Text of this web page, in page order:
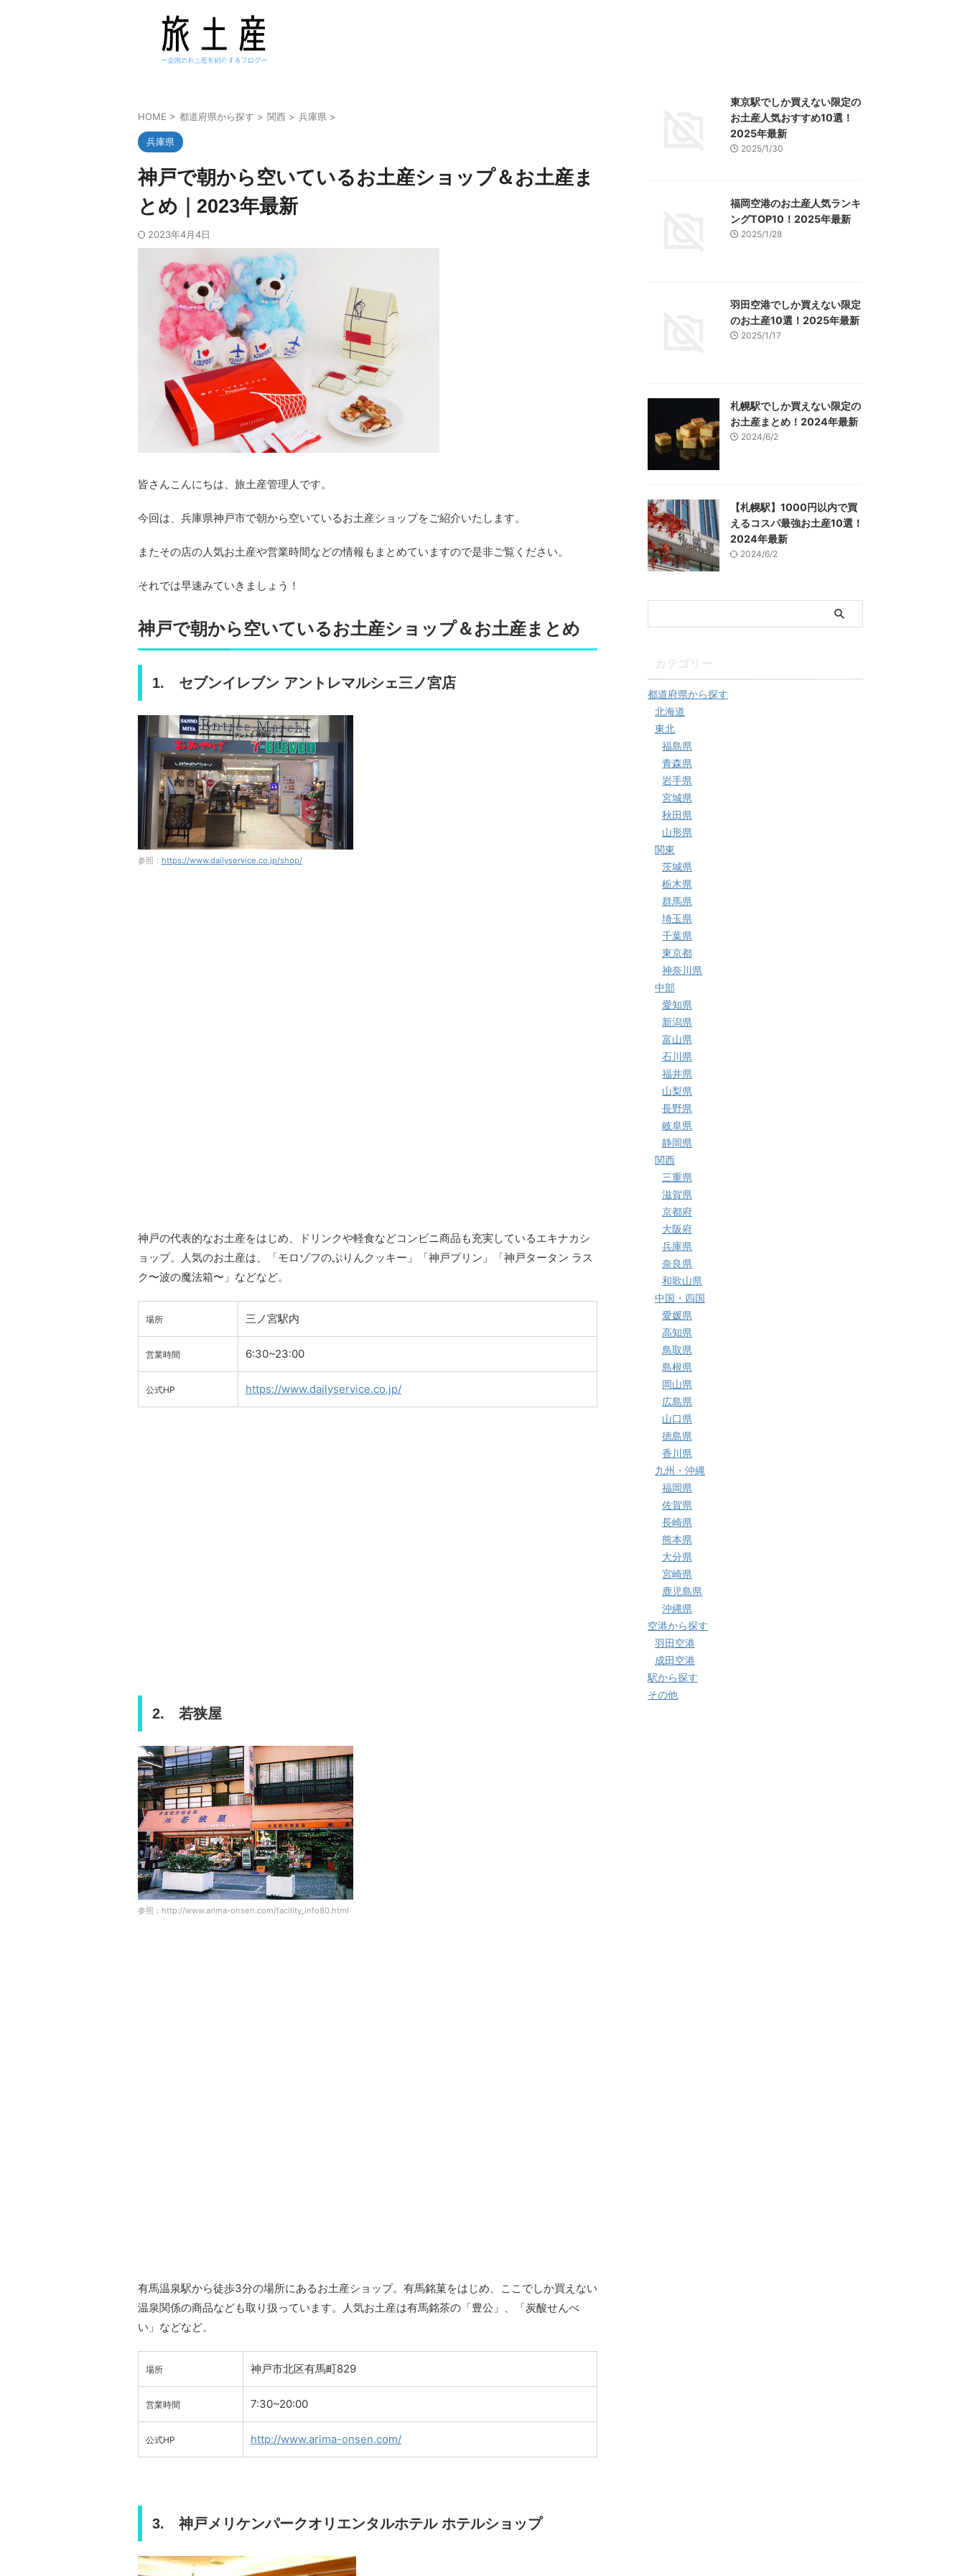
HOME > 都道府県から探す > 関西 > 兵庫県 >
兵庫県
神戸で朝から空いているお土産ショップ＆お土産ま
とめ｜2023年最新
2023年4月4日
皆さんこんにちは、旅土産管理人です。
今回は、兵庫県神戸市で朝から空いているお土産ショップをご紹介いたします。
またその店の人気お土産や営業時間などの情報もまとめていますので是非ご覧ください。
それでは早速みていきましょう！
神戸で朝から空いているお土産ショップ＆お土産まとめ
1. セブンイレブン アントレマルシェ三ノ宮店
参照： https://www.dailyservice.co.jp/shop/
神戸の代表的なお土産をはじめ、ドリンクや軽食などコンビニ商品も充実しているエキナカシ
ョップ。人気のお土産は、「モロゾフのぷりんクッキー」「神戸プリン」「神戸タータン ラス
ク〜波の魔法箱〜」などなど。
場所 三ノ宮駅内
営業時間 6:30~23:00
公式HP https://www.dailyservice.co.jp/
2. 若狭屋
参照：http://www.arima-onsen.com/facility_info80.html
有馬温泉駅から徒歩3分の場所にあるお土産ショップ。有馬銘菓をはじめ、ここでしか買えない
温泉関係の商品なども取り扱っています。人気お土産は有馬銘茶の「豊公」、「炭酸せんべ
い」などなど。
場所 神戸市北区有馬町829
営業時間 7:30~20:00
公式HP http://www.arima-onsen.com/
3. 神戸メリケンパークオリエンタルホテル ホテルショップ
東京駅でしか買えない限定の
お土産人気おすすめ10選！
2025年最新
2025/1/30
福岡空港のお土産人気ランキ
ングTOP10！2025年最新
2025/1/28
羽田空港でしか買えない限定
のお土産10選！2025年最新
2025/1/17
札幌駅でしか買えない限定の
お土産まとめ！2024年最新
2024/6/2
【札幌駅】1000円以内で買
えるコスパ最強お土産10選！
2024年最新
2024/6/2
都道府県から探す
北海道
東北
福島県
青森県
岩手県
宮城県
秋田県
山形県
関東
茨城県
栃木県
群馬県
埼玉県
千葉県
東京都
神奈川県
中部
愛知県
新潟県
富山県
石川県
福井県
山梨県
長野県
岐阜県
静岡県
関西
三重県
滋賀県
京都府
大阪府
兵庫県
奈良県
和歌山県
中国・四国
愛媛県
高知県
鳥取県
島根県
岡山県
広島県
山口県
徳島県
香川県
九州・沖縄
福岡県
佐賀県
長崎県
熊本県
大分県
宮崎県
鹿児島県
沖縄県
空港から探す
羽田空港
成田空港
駅から探す
その他